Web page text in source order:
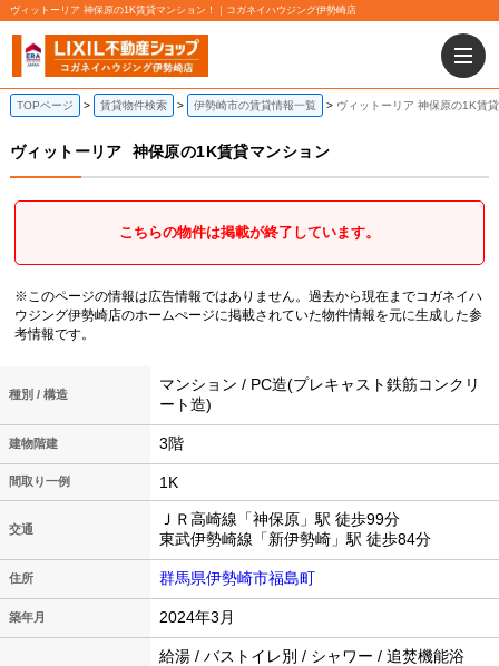
ヴィットーリア 神保原の1K賃貸マンション！｜コガネイハウジング伊勢崎店
TOPページ 賃貸物件検索 伊勢崎市の賃貸情報一覧 ヴィットーリア 神保原の1K賃
ヴィットーリア 神保原の1K賃貸マンション
こちらの物件は掲載が終了しています。
※このページの情報は広告情報ではありません。過去から現在までコガネイハ
ウジング伊勢崎店のホームぺージに掲載されていた物件情報を元に生成した参
考情報です。
種別 / 構造
マンション / PC造(プレキャスト鉄筋コンクリ
ート造)
建物階建 3階
間取り一例 1K
交通
ＪＲ高崎線「神保原」駅 徒歩99分
東武伊勢崎線「新伊勢崎」駅 徒歩84分
住所 群馬県伊勢崎市福島町
築年月 2024年3月
給湯 / バストイレ別 / シャワー / 追焚機能浴